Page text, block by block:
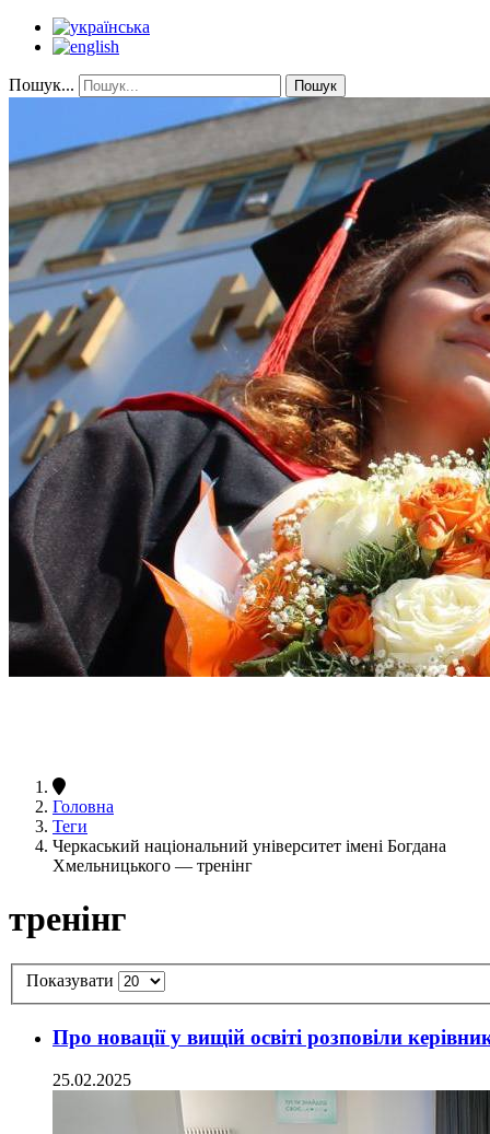
Пошук... Пошук
Головна
Теги
Черкаський національний університет імені Богдана
Хмельницького — тренінг
тренінг
Показувати
Про новації у вищій освіті розповіли
25.02.2025